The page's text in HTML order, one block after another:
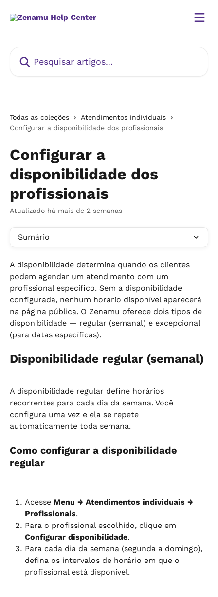
Todas as coleções
Atendimentos individuais
Configurar a disponibilidade dos profissionais
Configurar a
disponibilidade dos
profissionais
Atualizado há mais de 2 semanas
Sumário
A disponibilidade determina quando os clientes
podem agendar um atendimento com um
profissional específico. Sem a disponibilidade
configurada, nenhum horário disponível aparecerá
na página pública. O Zenamu oferece dois tipos de
disponibilidade — regular (semanal) e excepcional
(para datas específicas).
Disponibilidade regular (semanal)
A disponibilidade regular define horários
recorrentes para cada dia da semana. Você
configura uma vez e ela se repete
automaticamente toda semana.
Como configurar a disponibilidade
regular
Acesse Menu → Atendimentos individuais →
Profissionais.
Para o profissional escolhido, clique em
Configurar disponibilidade.
Para cada dia da semana (segunda a domingo),
defina os intervalos de horário em que o
profissional está disponível.